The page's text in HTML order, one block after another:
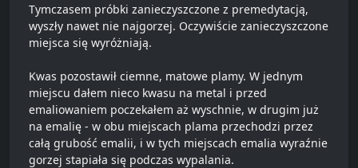
Tymczasem próbki zanieczyszczone z premedytacją,
wyszły nawet nie najgorzej. Oczywiście zanieczyszczone
miejsca się wyróżniają.
Kwas pozostawił ciemne, matowe plamy. W jednym
miejscu dałem nieco kwasu na metal i przed
emaliowaniem poczekałem aż wyschnie, w drugim już
na emalię - w obu miejscach plama przechodzi przez
całą grubość emalii, i w tych miejscach emalia wyraźnie
gorzej stapiała się podczas wypalania.